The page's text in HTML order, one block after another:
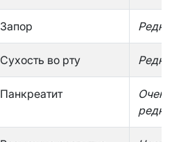
Запор Редко
Сухость во рту Редко
Панкреатит
Очень
редко